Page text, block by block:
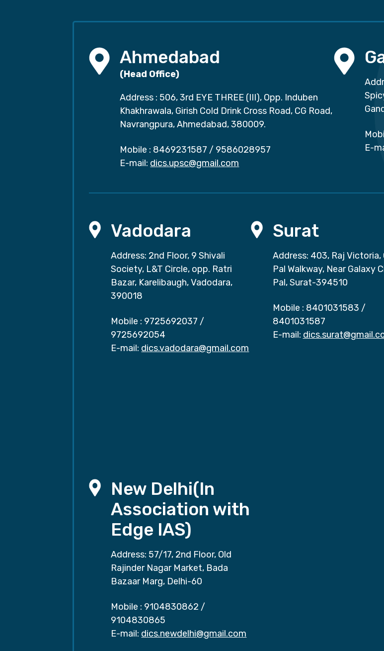
Ahmedabad
(Head Office)
Address : 506, 3rd EYE THREE (III), Opp. Induben
Khakhrawala, Girish Cold Drink Cross Road, CG Road,
Navrangpura, Ahmedabad, 380009.
Mobile : 8469231587 / 9586028957
E-mail: dics.upsc@gmail.com
E-
Vadodara
Address: 2nd Floor, 9 Shivali
Society, L&T Circle, opp. Ratri
Bazar, Karelibaugh, Vadodara,
390018
Mobile : 9725692037 /
9725692054
E-mail: dics.vadodara@gmail.com
Surat
Address: 403, Raj Victoria,
Pal Walkway, Near Galaxy
Pal, Surat-394510
Mobile : 8401031583 /
8401031587
E-mail:
New Delhi(In
Association with
Edge IAS)
Address: 57/17, 2nd Floor, Old
Rajinder Nagar Market, Bada
Bazaar Marg, Delhi-60
Mobile : 9104830862 /
9104830865
E-mail: dics.newdelhi@gmail.com